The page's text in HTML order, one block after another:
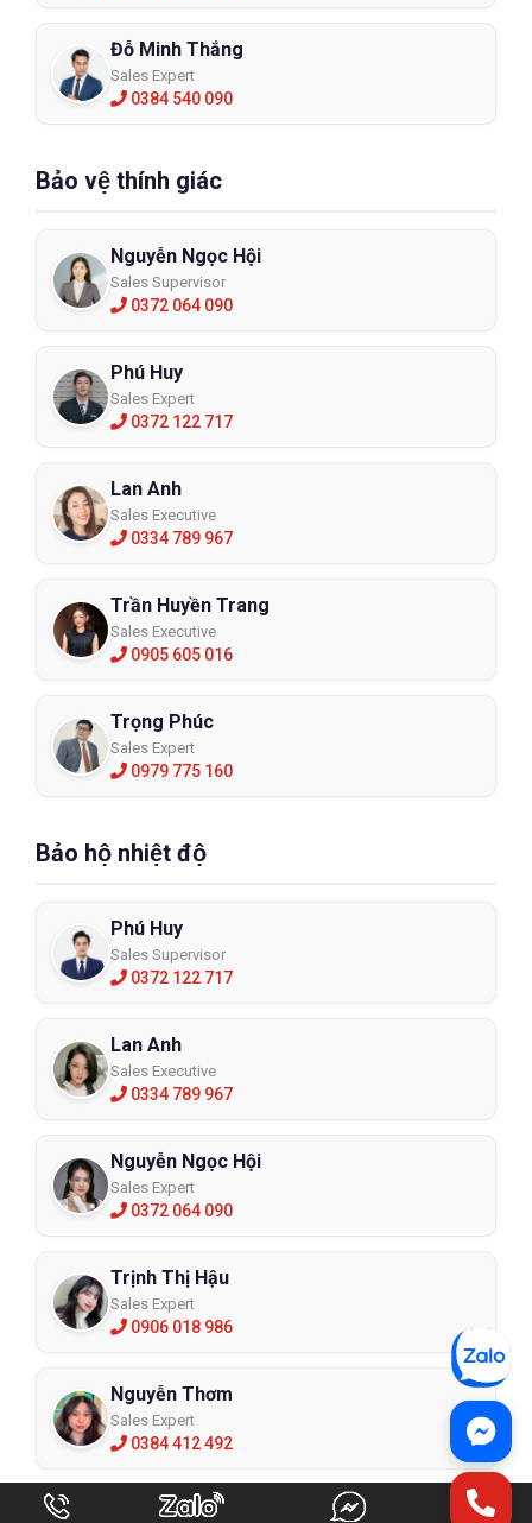
Đỗ Minh Thắng
Sales Expert
0384 540 090
Bảo vệ thính giác
Nguyễn Ngọc Hội
Sales Supervisor
0372 064 090
Phú Huy
Sales Expert
0372 122 717
Lan Anh
Sales Executive
0334 789 967
Trần Huyền Trang
Sales Executive
0905 605 016
Trọng Phúc
Sales Expert
0979 775 160
Bảo hộ nhiệt độ
Phú Huy
Sales Supervisor
0372 122 717
Lan Anh
Sales Executive
0334 789 967
Nguyễn Ngọc Hội
Sales Expert
0372 064 090
Trịnh Thị Hậu
Sales Expert
0906 018 986
Nguyễn Thơm
Sales Expert
0384 412 492